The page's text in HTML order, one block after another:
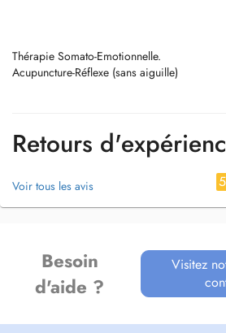
Thérapie Somato-Emotionnelle.
Acupuncture-Réflexe (sans aiguille)
Retours
Voir tous les avis
Besoin
d'aide ?
Visitez